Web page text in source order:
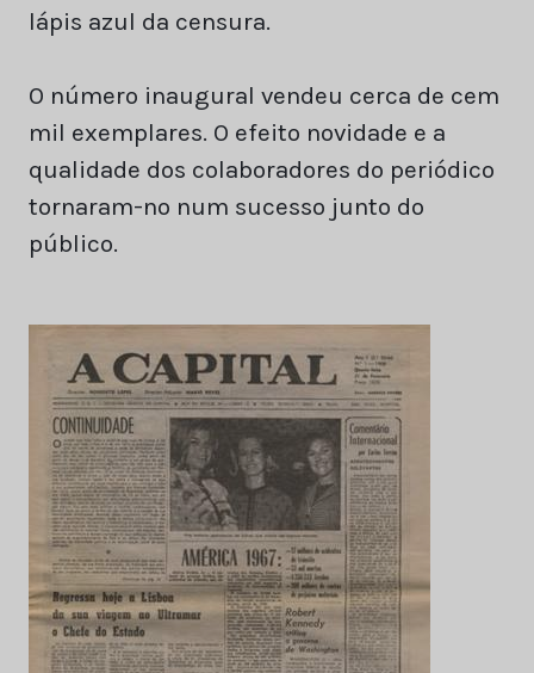
lápis azul da censura.
O número inaugural vendeu cerca de cem
mil exemplares. O efeito novidade e a
qualidade dos colaboradores do periódico
tornaram-no num sucesso junto do
público.